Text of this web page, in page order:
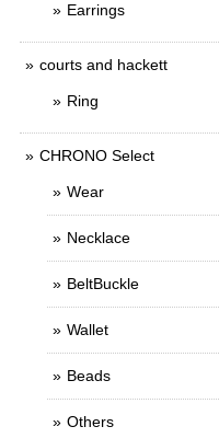
Earrings
courts and hackett
Ring
CHRONO Select
Wear
Necklace
BeltBuckle
Wallet
Beads
Others